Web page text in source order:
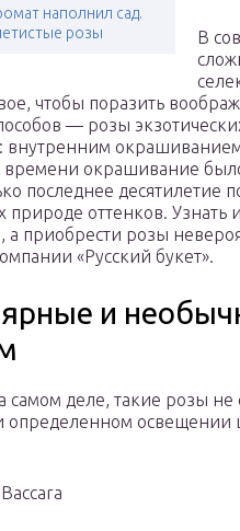
наполнил сад.
розы
В
чтобы поразить
— розы
внутренним
времени окрашивание
последнее десятилетие
природе оттенков. Узнать
а приобрести розы
«Русский букет».
и
самом деле, такие розы не
определенном освещении